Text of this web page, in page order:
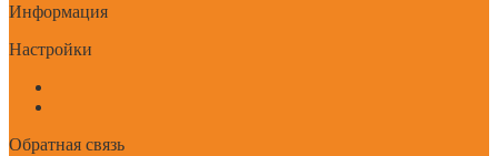
Информация
Настройки
Обратная связь